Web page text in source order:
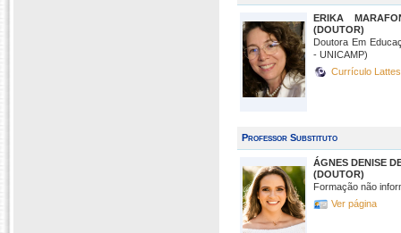
ERIKA
(DOUTOR)
Doutora Em
- UNICAMP)
Currículo
Professor Substituto
ÁGNES DENISE
(DOUTOR)
Formação não
Ver página